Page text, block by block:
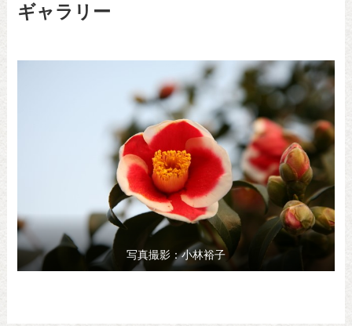
ギャラリー
写真撮影：小林裕子